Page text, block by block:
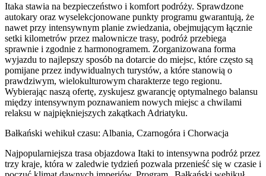
Itaka stawia na bezpieczeństwo i komfort podróży. Sprawdzone
autokary oraz wyselekcjonowane punkty programu gwarantują, że
nawet przy intensywnym planie zwiedzania, obejmującym łącznie
setki kilometrów przez malownicze trasy, podróż przebiega
sprawnie i zgodnie z harmonogramem. Zorganizowana forma
wyjazdu to najlepszy sposób na dotarcie do miejsc, które często są
pomijane przez indywidualnych turystów, a które stanowią o
prawdziwym, wielokulturowym charakterze tego regionu.
Wybierając naszą ofertę, zyskujesz gwarancję optymalnego balansu
między intensywnym poznawaniem nowych miejsc a chwilami
relaksu w najpiękniejszych zakątkach Adriatyku.
Bałkański wehikuł czasu: Albania, Czarnogóra i Chorwacja
Najpopularniejsza trasa objazdowa Itaki to intensywna podróż przez
trzy kraje, która w zaledwie tydzień pozwala przenieść się w czasie i